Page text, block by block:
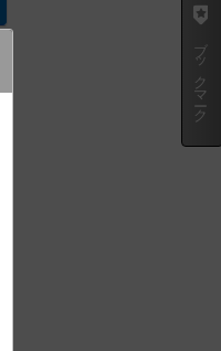
ブックマーク